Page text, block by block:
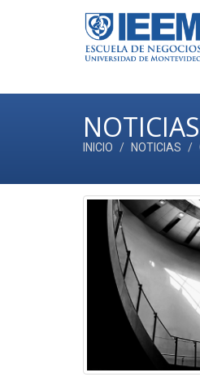
NOTICIAS
INICIO NOTICIAS